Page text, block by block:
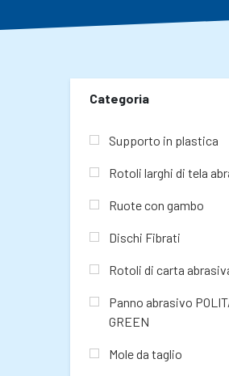
Categoria
Supporto in plastica
Rotoli larghi di tela
Ruote con gambo
Dischi Fibrati
Rotoli di carta
Panno abrasivo
GREEN
Mole da taglio